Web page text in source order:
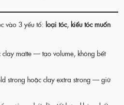
vào 3 yếu tố: loại tóc, kiểu tóc muốn
clay matte — tạo volume, không bết
strong hoặc clay extra strong — giữ